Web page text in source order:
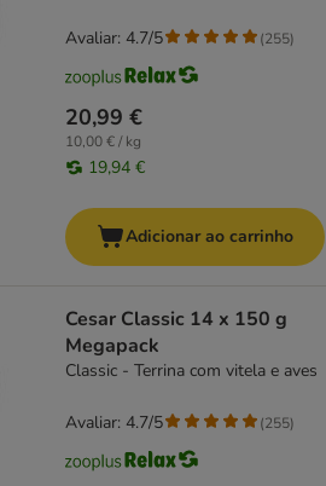
20,99 €
10,00 € / kg
19,94 €
Avaliar: 4.7/5 (255)
Adicionar ao carrinho
Cesar Classic 14 x 150 g
Megapack
Classic - Terrina com vitela e aves
Avaliar: 4.7/5 (255)